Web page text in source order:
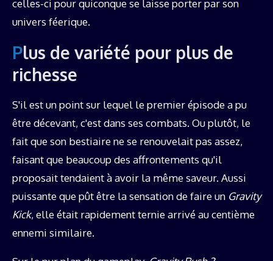
celles-ci pour quiconque se laisse porter par son
univers féerique.
Plus de variété pour plus de
richesse
S'il est un point sur lequel le premier épisode a pu
être décevant, c'est dans ses combats. Ou plutôt, le
fait que son bestiaire ne se renouvelait pas assez,
faisant que beaucoup des affrontements qu'il
proposait tendaient à avoir la même saveur. Aussi
puissante que pût être la sensation de faire un Gravity
Kick, elle était rapidement ternie arrivé au centième
ennemi similaire.